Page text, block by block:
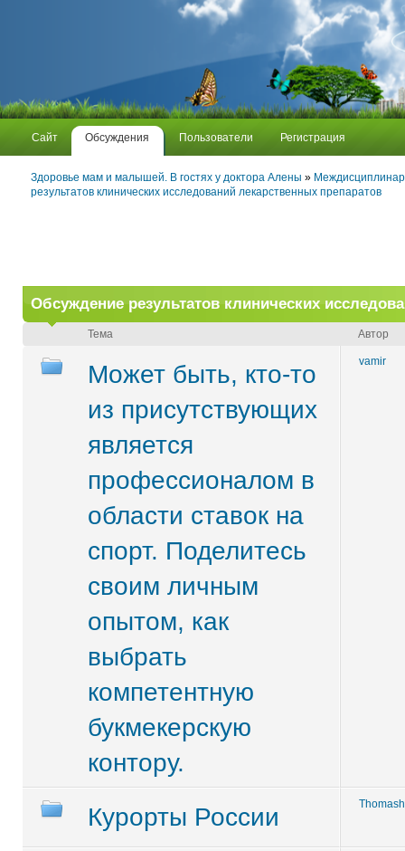
Сайт Обсуждения Пользователи Регистрация
Здоровье мам и малышей. В гостях у доктора Алены »
результатов клинических исследований лекарственных препаратов
Обсуждение результатов клинических
Тема Автор
Может быть, кто-то
из присутствующих
является
профессионалом в
области ставок на
спорт. Поделитесь
своим личным
опытом, как
выбрать
компетентную
букмекерскую
контору.
vamir
Курорты России